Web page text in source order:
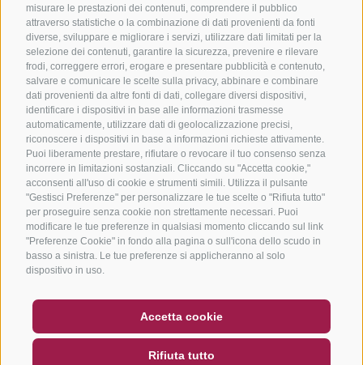
misurare le prestazioni dei contenuti, comprendere il pubblico
attraverso statistiche o la combinazione di dati provenienti da fonti
diverse, sviluppare e migliorare i servizi, utilizzare dati limitati per la
selezione dei contenuti, garantire la sicurezza, prevenire e rilevare
frodi, correggere errori, erogare e presentare pubblicità e contenuto,
salvare e comunicare le scelte sulla privacy, abbinare e combinare
dati provenienti da altre fonti di dati, collegare diversi dispositivi,
identificare i dispositivi in base alle informazioni trasmesse
automaticamente, utilizzare dati di geolocalizzazione precisi,
riconoscere i dispositivi in base a informazioni richieste attivamente.
Puoi liberamente prestare, rifiutare o revocare il tuo consenso senza
incorrere in limitazioni sostanziali. Cliccando su "Accetta cookie,"
acconsenti all'uso di cookie e strumenti simili. Utilizza il pulsante
"Gestisci Preferenze" per personalizzare le tue scelte o "Rifiuta tutto"
per proseguire senza cookie non strettamente necessari. Puoi
modificare le tue preferenze in qualsiasi momento cliccando sul link
"Preferenze Cookie" in fondo alla pagina o sull'icona dello scudo in
basso a sinistra. Le tue preferenze si applicheranno al solo
dispositivo in uso.
Accetta cookie
Rifiuta tutto
NEWSLETTER
SOCIAL WALL METEO